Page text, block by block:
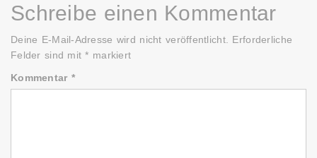
Schreibe einen Kommentar
Deine E-Mail-Adresse wird nicht veröffentlicht.
Erforderliche
Felder sind mit* markiert
Kommentar *